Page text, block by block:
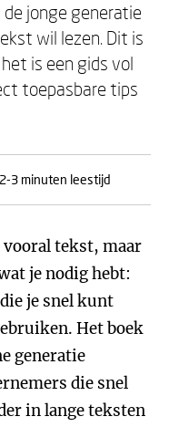
jonge generatie
wil lezen. Dit is
is een gids vol
toepasbare tips
2-3 minuten leestijd
vooral tekst, maar
je nodig hebt:
je snel kunt
Het boek
generatie
die snel
in lange teksten